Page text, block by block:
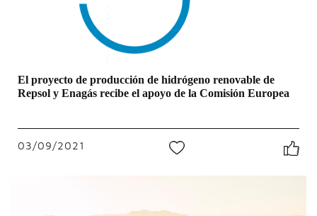
El proyecto de producción de hidrógeno renovable de
Repsol y Enagás recibe el apoyo de la Comisión Europea
03/09/2021